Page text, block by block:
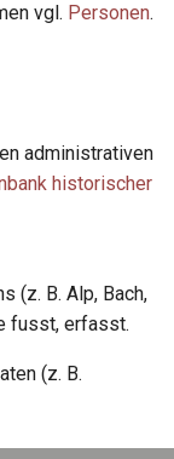
vgl. Personen.
administrativen
historischer
(z. B. Alp, Bach,
fusst, erfasst.
(z. B.